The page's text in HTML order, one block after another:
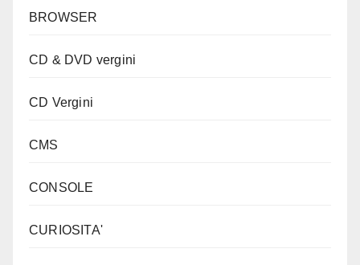
BROWSER
CD & DVD vergini
CD Vergini
CMS
CONSOLE
CURIOSITA'